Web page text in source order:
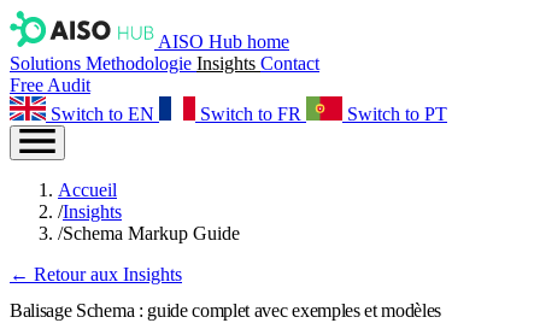
AISO Hub home
Solutions Methodologie Insights Contact
Free Audit
Switch to EN
Switch to FR Switch to PT
Accueil
/Insights
/Schema Markup Guide
← Retour aux Insights
Balisage Schema : guide complet avec exemples et modèles